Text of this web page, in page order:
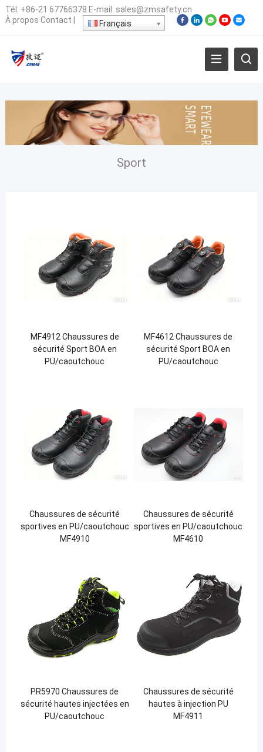
Tél: +86-21 67766378 E-mail: sales@zmsafety.cn
À propos Contact Français
Sport
MF4912 Chaussures de
sécurité Sport BOA en
PU/caoutchouc
MF4612 Chaussures de
sécurité Sport BOA en
PU/caoutchouc
Chaussures de sécurité
sportives en PU/caoutchouc
MF4910
Chaussures de sécurité
sportives en PU/caoutchouc
MF4610
PR5970 Chaussures de
sécurité hautes injectées en
PU/caoutchouc
Chaussures de sécurité
hautes à injection PU
MF4911